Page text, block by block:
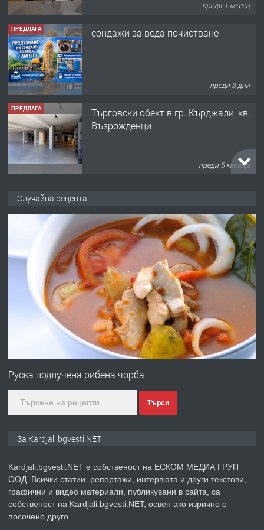
преди 1 месец
ПРЕДЛАГА сондажи за вода почистване
преди 3 дни
ПРЕДЛАГА
Tърговски обект в гр. Кърджали, кв.
Възрожденци
преди 5 месеца
преди 6 месеца
Заведение /ресторант, бистро/ в с.
Чакаларово, община Кирково
преди 7 месеца
Гараж под наем в супер център
на язовир Студен кладенец 331м2 |
преди 1 година
ПРЕДЛАГА
Курс
Случайна рецепта
Руска подлучена рибена чорба
Търси
За Kardjali.bgvesti.NET
Kardjali.bgvesti.NET е собственост на ЕСКОМ МЕДИА ГРУП
ООД. Всички статии, репортажи, интервюта и други текстови,
графични и видео материали, публикувани в сайта, са
собственост на Kardjali.bgvesti.NET, освен ако изрично е
посочено друго.